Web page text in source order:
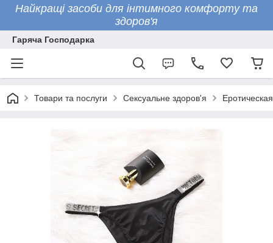
Найкращі засоби для інтимного комфорту та
здоров'я
Гаряча Господарка
Товари та послуги Сексуальне здоров'я